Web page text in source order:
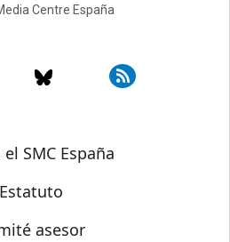
Centre España
SMC España
Estatuto
asesor